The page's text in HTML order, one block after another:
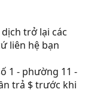
trở lại các
liên hệ bạn
1 - phường 11 -
trả $ trước khi